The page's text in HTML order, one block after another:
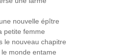
nouvelle épître
petite femme
le nouveau chapitre
monde entame